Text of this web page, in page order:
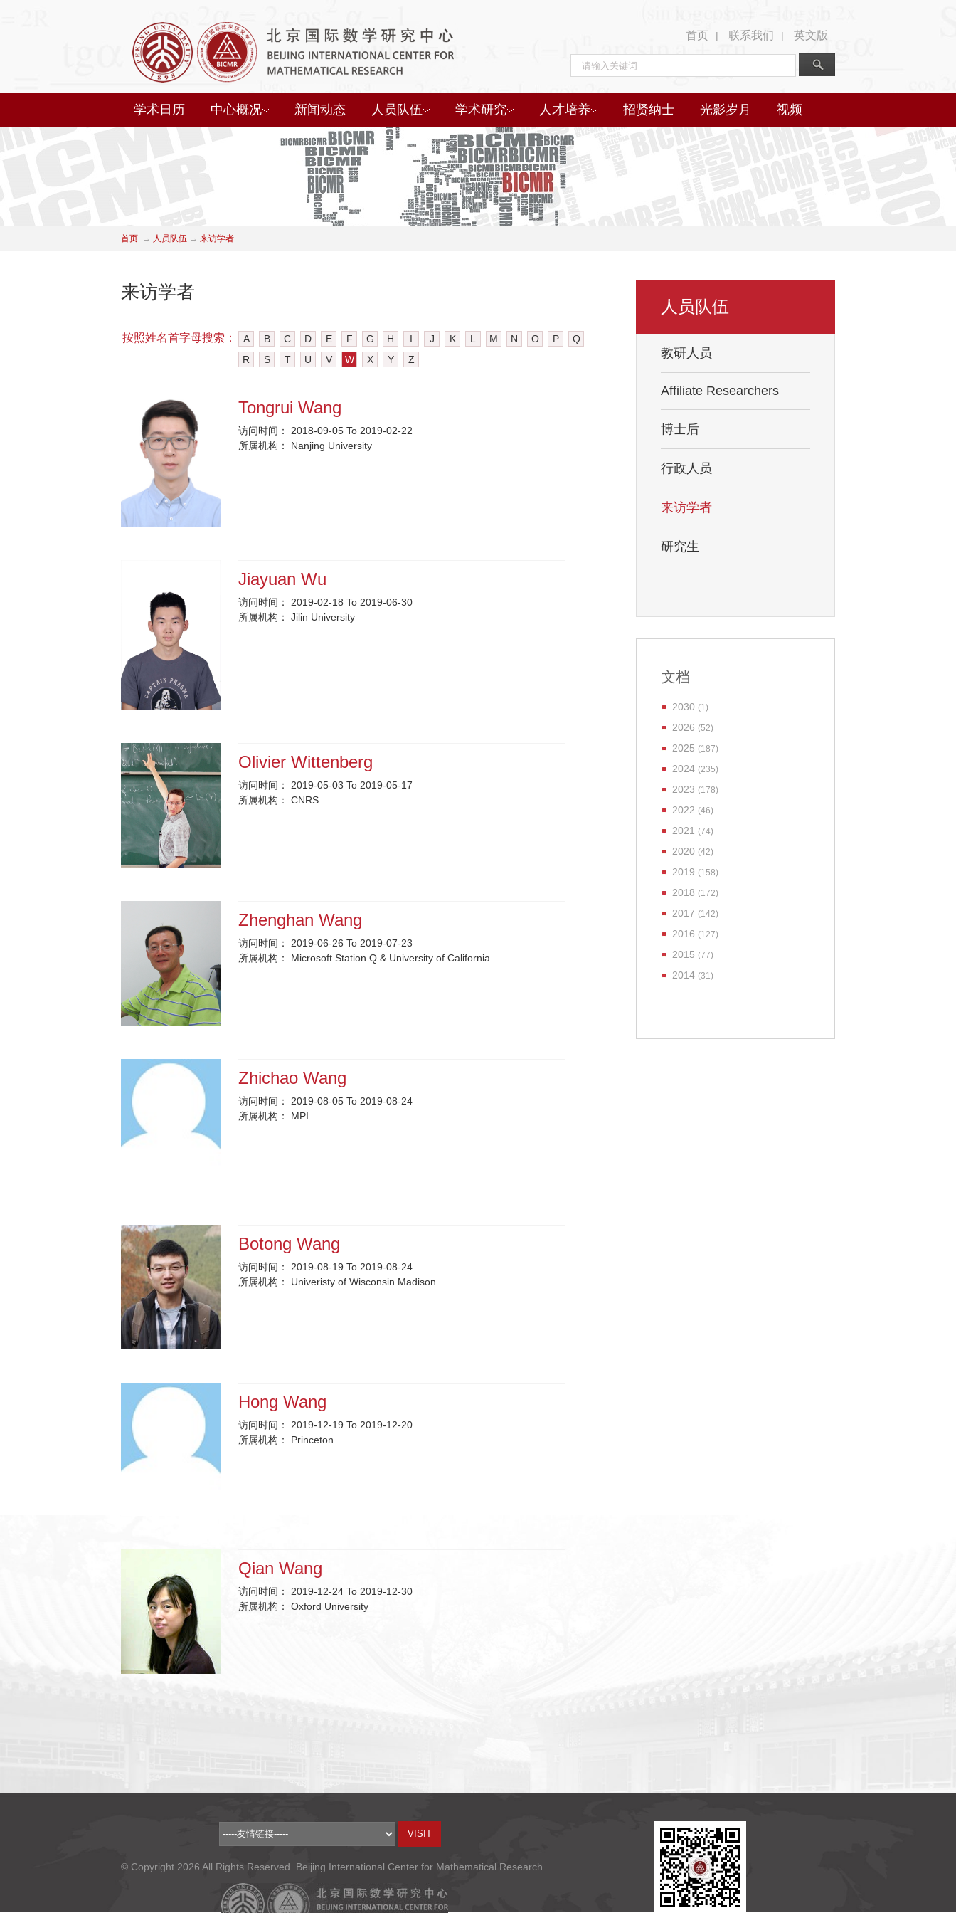
首页 | 联系我们 | 英文版
学术日历 中心概况 新闻动态 人员队伍 学术研究 人才培养 招贤纳士 光影岁月 视频
首页 → 人员队伍 → 来访学者
来访学者
按照姓名首字母搜索： A B C D E F G H I J K L M N O P
Q
R
S T U V W X Y Z
Tongrui Wang
访问时间：
2018-09-05 To 2019-02-22
所属机构：
Nanjing University
Jiayuan Wu
访问时间：
2019-02-18 To 2019-06-30
所属机构：
Jilin University
Olivier Wittenberg
访问时间：
2019-05-03 To 2019-05-17
所属机构：
CNRS
Zhenghan Wang
访问时间：
2019-06-26 To 2019-07-23
所属机构：
Microsoft Station Q & University of California
Zhichao Wang
访问时间：
2019-08-05 To 2019-08-24
所属机构：
MPI
Botong Wang
访问时间：
2019-08-19 To 2019-08-24
所属机构：
Univeristy of Wisconsin Madison
Hong Wang
访问时间：
2019-12-19 To 2019-12-20
所属机构：
Princeton
Qian Wang
访问时间：
2019-12-24 To 2019-12-30
所属机构：
Oxford University
人员队伍
教研人员
Affiliate Researchers
博士后
行政人员
来访学者
研究生
文档
2030 (1)
2026 (52)
2025 (187)
2024 (235)
2023 (178)
2022 (46)
2021 (74)
2020 (42)
2019 (158)
2018 (172)
2017 (142)
2016 (127)
2015 (77)
2014 (31)
© Copyright 2026 All Rights Reserved. Beijing International Center for Mathematical Research.